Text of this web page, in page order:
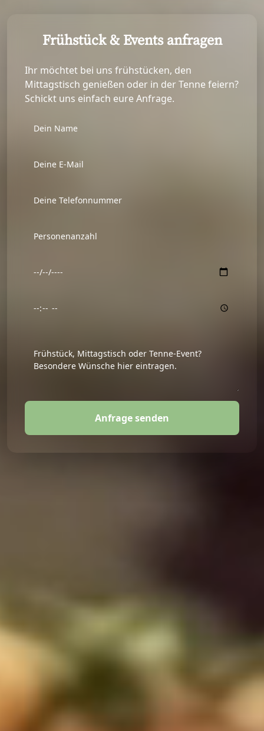
Frühstück & Events anfragen
Ihr möchtet bei uns frühstücken, den
Mittagstisch genießen oder in der Tenne feiern?
Schickt uns einfach eure Anfrage.
Anfrage senden